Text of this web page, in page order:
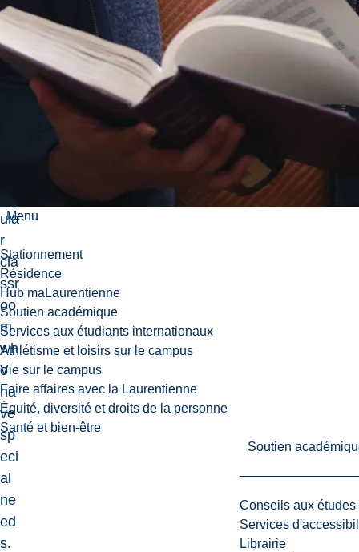
Menu
Stationnement
Résidence
Hub maLaurentienne
Soutien académique
Services aux étudiants internationaux
Athlétisme et loisirs sur le campus
Vie sur le campus
Faire affaires avec la Laurentienne
Équité, diversité et droits de la personne
Santé et bien-être
Soutien
Conseils aux études
Services
Librairie
ali
ng
wit
ula
r
cla
ssr
oo
m
wh
o
ha
ve
sp
eci
al
ne
ed
s.